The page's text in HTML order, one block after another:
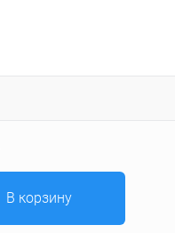
В корзину